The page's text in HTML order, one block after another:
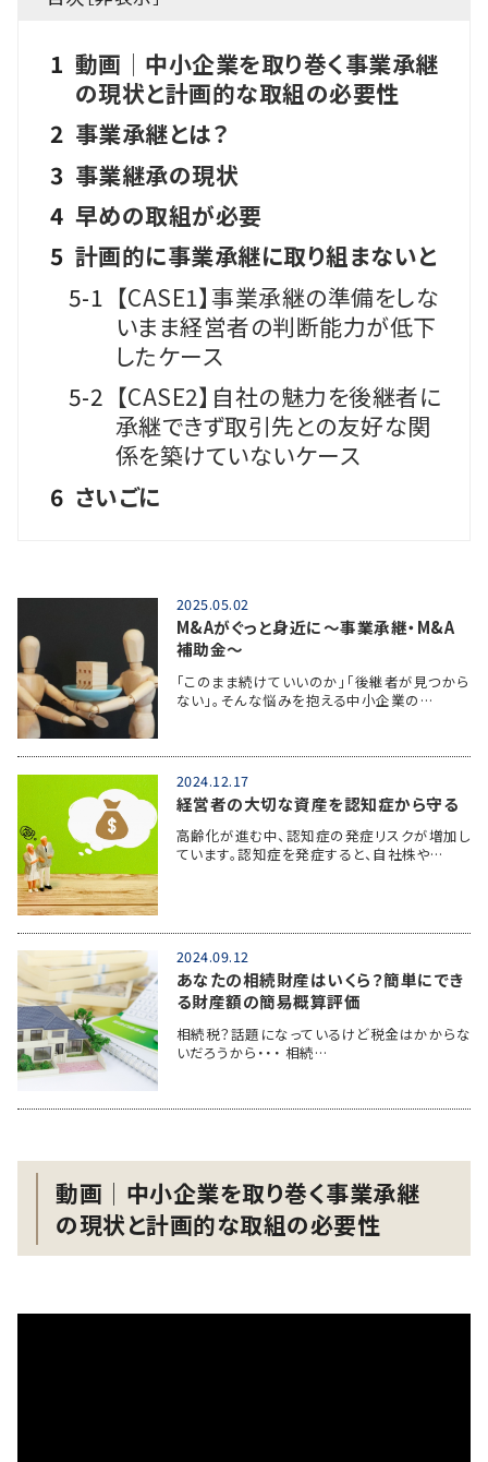
1 動画│中小企業を取り巻く事業承継
の現状と計画的な取組の必要性
2 事業承継とは？
3 事業継承の現状
4 早めの取組が必要
5 計画的に事業承継に取り組まないと
5-1 【CASE1】事業承継の準備をしな
いまま経営者の判断能力が低下
したケース
5-2 【CASE2】自社の魅力を後継者に
承継できず取引先との友好な関
係を築けていないケース
6 さいごに
2025.05.02
M&Aがぐっと身近に～事業承継・M&A
補助金～
「このまま続けていいのか」「後継者が見つから
ない」。そんな悩みを抱える中小企業の…
2024.12.17
経営者の大切な資産を認知症から守る
高齢化が進む中、認知症の発症リスクが増加し
ています。認知症を発症すると、自社株や…
2024.09.12
あなたの相続財産はいくら？簡単にでき
る財産額の簡易概算評価
相続税？話題になっているけど税金はかからな
いだろうから・・・ 相続…
動画│中小企業を取り巻く事業承継
の現状と計画的な取組の必要性